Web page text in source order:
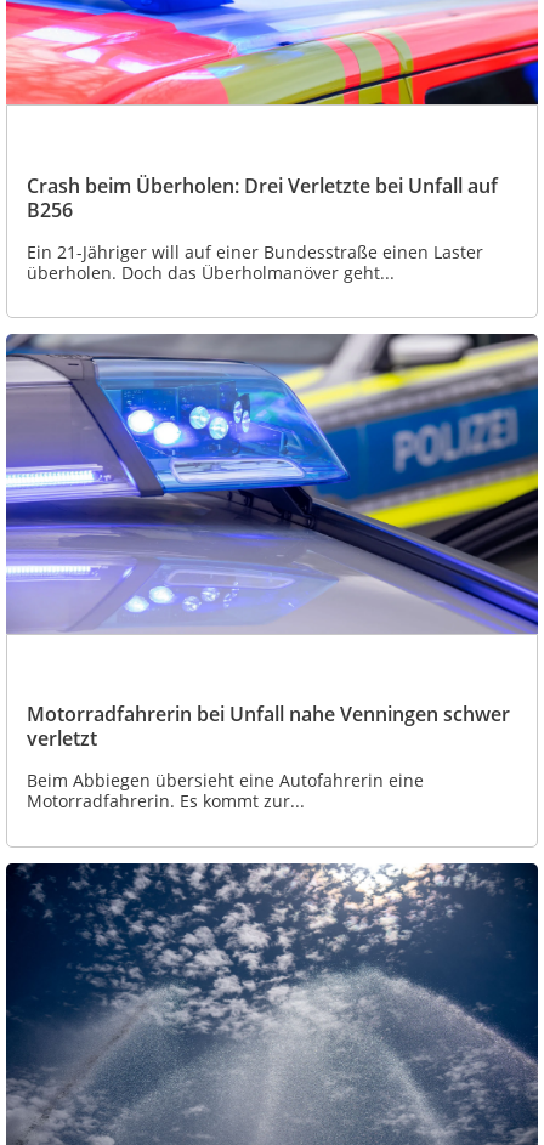
Crash beim Überholen: Drei Verletzte bei Unfall auf
B256
Ein 21-Jähriger will auf einer Bundesstraße einen Laster
überholen. Doch das Überholmanöver geht...
Motorradfahrerin bei Unfall nahe Venningen schwer
verletzt
Beim Abbiegen übersieht eine Autofahrerin eine
Motorradfahrerin. Es kommt zur...